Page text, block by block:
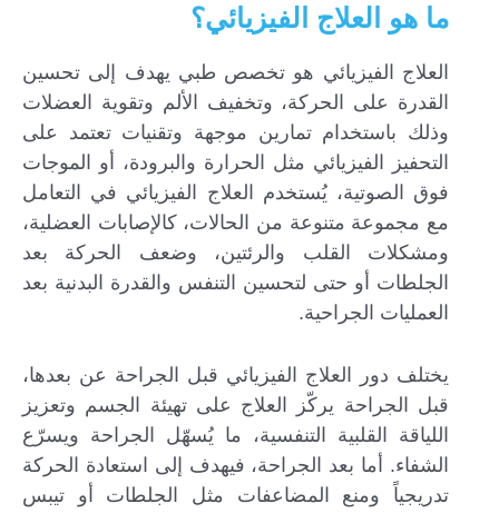
ما هو العلاج الفيزيائي؟
العلاج الفيزيائي هو تخصص طبي يهدف إلى تحسين
القدرة على الحركة، وتخفيف الألم وتقوية العضلات
وذلك باستخدام تمارين موجهة وتقنيات تعتمد على
التحفيز الفيزيائي مثل الحرارة والبرودة، أو الموجات
فوق الصوتية، يُستخدم العلاج الفيزيائي في التعامل
مع مجموعة متنوعة من الحالات، كالإصابات العضلية،
ومشكلات القلب والرئتين، وضعف الحركة بعد
الجلطات أو حتى لتحسين التنفس والقدرة البدنية بعد
العمليات الجراحية.
يختلف دور العلاج الفيزيائي قبل الجراحة عن بعدها،
قبل الجراحة يركّز العلاج على تهيئة الجسم وتعزيز
اللياقة القلبية التنفسية، ما يُسهّل الجراحة ويسرّع
الشفاء. أما بعد الجراحة، فيهدف إلى استعادة الحركة
تدريجياً ومنع المضاعفات مثل الجلطات أو تيبس